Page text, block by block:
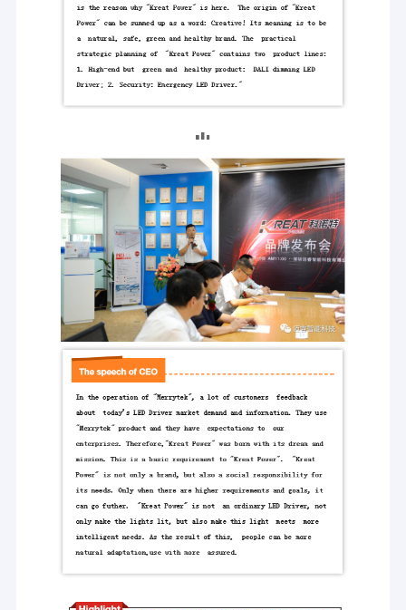
एलईडी प्रकाश व्यवस्था के लिए आपातकालीन पैक
2016 से, मेरीटेक ने एलईडी फिटिंग के लिए गुणवत्ता वाले आपातकालीन पैक के लिए
समर्पित किया है, जैसे कि छत रोशनी, त्रि-प्रूफ रोशनी, डाउन लाइट और पैनल लाइट।
शीर्ष गुणवत्ता बैटरी हमारे सभी रेंज में उपयोग किया जाएगा और सुनिश्चित उत्कृष्ट जीवन
समय और अच्छी प्रतिष्ठा.